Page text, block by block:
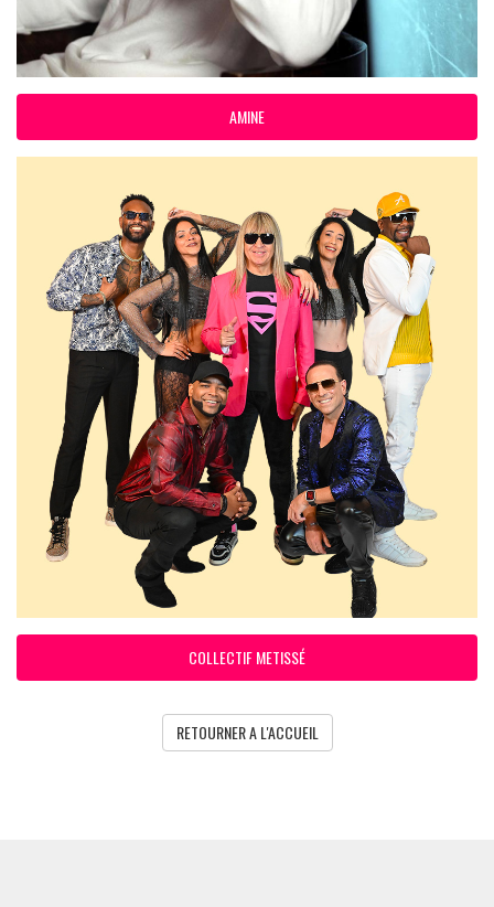
AMINE
COLLECTIF METISSÉ
RETOURNER A L'ACCUEIL